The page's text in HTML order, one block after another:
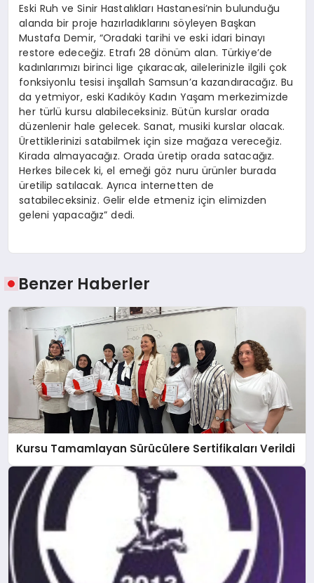
Eski Ruh ve Sinir Hastalıkları Hastanesi’nin bulunduğu
alanda bir proje hazırladıklarını söyleyen Başkan
Mustafa Demir, “Oradaki tarihi ve eski idari binayı
restore edeceğiz. Etrafı 28 dönüm alan. Türkiye’de
kadınlarımızı birinci lige çıkaracak, ailelerinizle ilgili çok
fonksiyonlu tesisi inşallah Samsun’a kazandıracağız. Bu
da yetmiyor, eski Kadıköy Kadın Yaşam merkezimizde
her türlü kursu alabileceksiniz. Bütün kurslar orada
düzenlenir hale gelecek. Sanat, musiki kurslar olacak.
Ürettiklerinizi satabilmek için size mağaza vereceğiz.
Kirada almayacağız. Orada üretip orada satacağız.
Herkes bilecek ki, el emeği göz nuru ürünler burada
üretilip satılacak. Ayrıca internetten de
satabileceksiniz. Gelir elde etmeniz için elimizden
geleni yapacağız” dedi.
Benzer Haberler
Kursu Tamamlayan Sürücülere Sertifikaları Verildi